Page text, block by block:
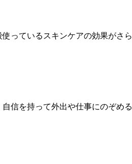
っているスキンケアの効果がさら
信を持って外出や仕事にのぞめる